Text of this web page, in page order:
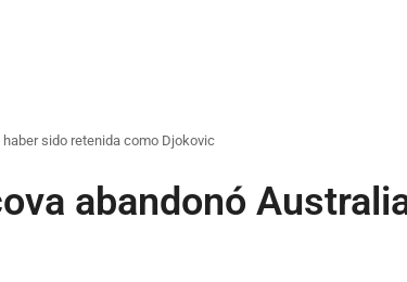
sido retenida como Djokovic
abandonó